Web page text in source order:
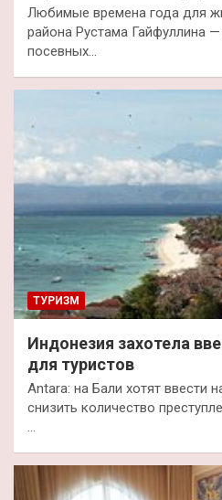
Любимые времена года для
района Рустама Гайфуллина
посевных…
ТУРИЗМ
Индонезия захотела
для туристов
Antara: на Бали хотят ввести
снизить количество
…